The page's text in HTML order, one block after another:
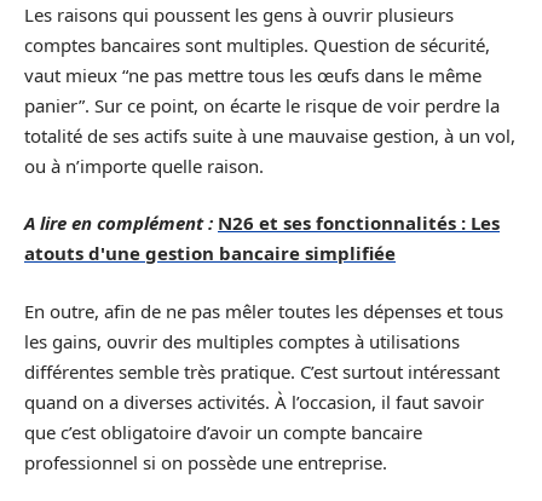
Les raisons qui poussent les gens à ouvrir plusieurs
comptes bancaires sont multiples. Question de sécurité,
vaut mieux “ne pas mettre tous les œufs dans le même
panier”. Sur ce point, on écarte le risque de voir perdre la
totalité de ses actifs suite à une mauvaise gestion, à un vol,
ou à n’importe quelle raison.
A lire en complément : N26 et ses fonctionnalités : Les
atouts d'une gestion bancaire simplifiée
En outre, afin de ne pas mêler toutes les dépenses et tous
les gains, ouvrir des multiples comptes à utilisations
différentes semble très pratique. C’est surtout intéressant
quand on a diverses activités. À l’occasion, il faut savoir
que c’est obligatoire d’avoir un compte bancaire
professionnel si on possède une entreprise.